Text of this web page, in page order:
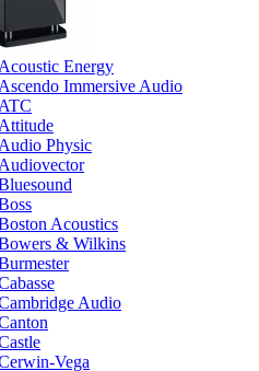
Energy
Immersive Audio
Physic
Acoustics
& Wilkins
Audio
Vega